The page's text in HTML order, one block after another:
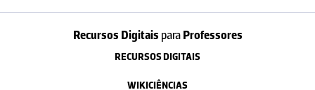
Recursos Digitais paraProfessores
RECURSOS DIGITAIS
WIKICIÊNCIAS